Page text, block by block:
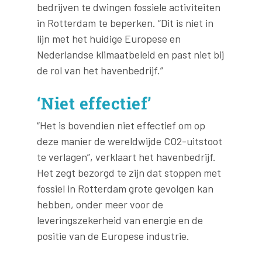
bedrijven te dwingen fossiele activiteiten
in Rotterdam te beperken. “Dit is niet in
lijn met het huidige Europese en
Nederlandse klimaatbeleid en past niet bij
de rol van het havenbedrijf.”
‘Niet effectief’
“Het is bovendien niet effectief om op
deze manier de wereldwijde CO2-uitstoot
te verlagen”, verklaart het havenbedrijf.
Het zegt bezorgd te zijn dat stoppen met
fossiel in Rotterdam grote gevolgen kan
hebben, onder meer voor de
leveringszekerheid van energie en de
positie van de Europese industrie.